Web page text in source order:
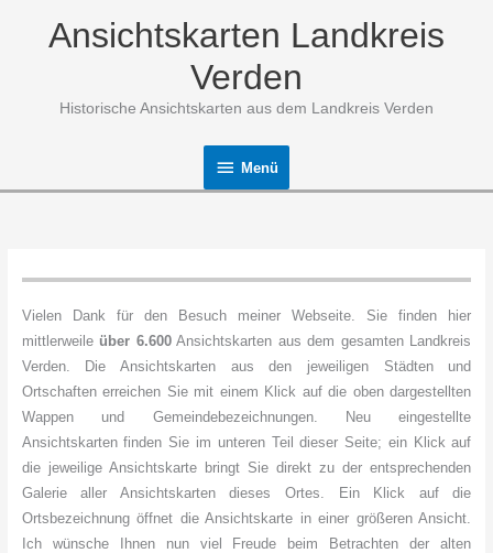
Ansichtskarten Landkreis
Verden
Historische Ansichtskarten aus dem Landkreis Verden
Menü
Menü
Vielen Dank für den Besuch meiner Webseite. Sie finden hier
mittlerweileüber 6.600Ansichtskarten aus dem gesamten Landkreis
Verden. Die Ansichtskarten aus den jeweiligen Städten und
Ortschaften erreichen Sie mit einem Klick auf die oben dargestellten
Wappen und Gemeindebezeichnungen. Neu eingestellte
Ansichtskarten finden Sie im unteren Teil dieser Seite; ein Klick auf
die jeweilige Ansichtskarte bringt Sie direkt zu der entsprechenden
Galerie aller Ansichtskarten dieses Ortes. Ein Klick auf die
Ortsbezeichnung öffnet die Ansichtskarte in einer größeren Ansicht.
Ich wünsche Ihnen nun viel Freude beim Betrachten der alten